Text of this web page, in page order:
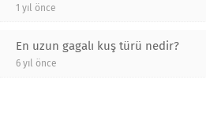
1 yıl önce
En uzun gagalı kuş türü nedir?
6 yıl önce